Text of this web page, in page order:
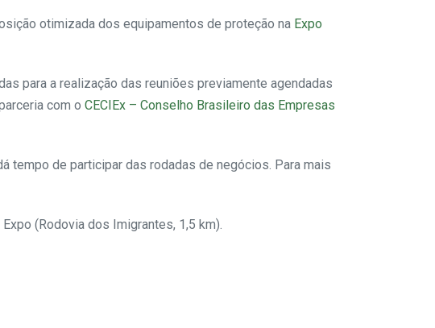
otimizada dos equipamentos de proteção na Expo
para a realização das reuniões previamente agendadas
com o CECIEx – Conselho Brasileiro das Empresas
tempo de participar das rodadas de negócios. Para mais
(Rodovia dos Imigrantes, 1,5 km).